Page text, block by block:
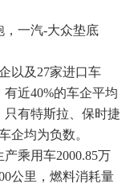
以及27家进口车
近40%的车企平均
有特斯拉、保时捷
企均为负数。
乘用车2000.85万
公里，燃料消耗量